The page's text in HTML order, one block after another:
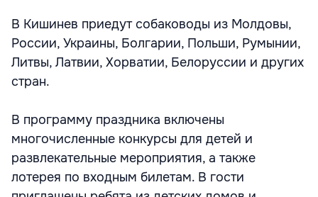
В Кишинев приедут собаководы из Молдовы,
России, Украины, Болгарии, Польши, Румынии,
Литвы, Латвии, Хорватии, Белоруссии и других
стран.
В программу праздника включены
многочисленные конкурсы для детей и
развлекательные мероприятия, а также
лотерея по входным билетам. В гости